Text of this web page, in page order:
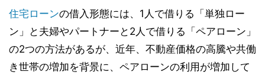
住宅ローンの借入形態には、1人で借りる「単独ロー
ン」と夫婦やパートナーと2人で借りる「ペアローン」
の2つの方法があるが、近年、不動産価格の高騰や共働
き世帯の増加を背景に、ペアローンの利用が増加して